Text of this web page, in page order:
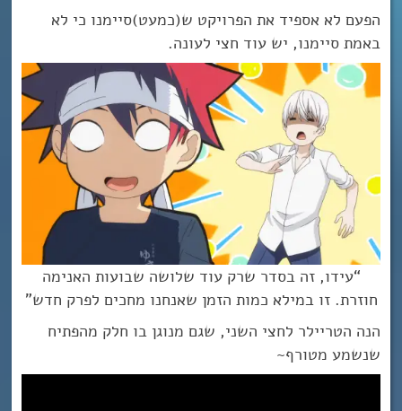
הפעם לא אספיד את הפרויקט ש(כמעט)סיימנו כי לא
באמת סיימנו, יש עוד חצי לעונה.
“עידו, זה בסדר שרק עוד שלושה שבועות האנימה
חוזרת. זו במילא כמות הזמן שאנחנו מחכים לפרק חדש”
הנה הטריילר לחצי השני, שגם מנוגן בו חלק מהפתיח
שנשמע מטורף~